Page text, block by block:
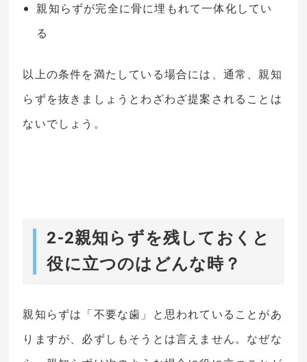
親知らずが完全に骨に埋もれて一体化してい
る
以上の条件を満たしている場合には、通常、親知
らずを抜きましょうとわざわざ提案されることは
ないでしょう。
2-2親知らずを残しておくと
役に立つのはどんな時？
親知らずは「不要な歯」と思われていることがあ
りますが、必ずしもそうとは言えません。なぜな